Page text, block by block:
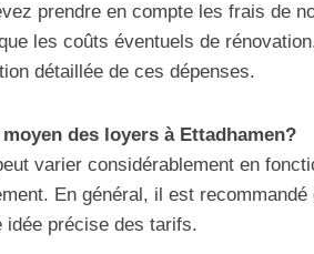
prendre en compte les frais de
les coûts éventuels de
détaillée de ces dépenses.
des loyers à Ettadhamen?
varier considérablement en
En général, il est
idée précise des tarifs.